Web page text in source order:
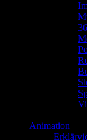
Animation